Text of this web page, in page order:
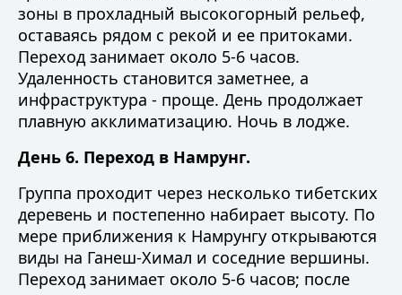
зоны в прохладный высокогорный рельеф,
оставаясь рядом с рекой и ее притоками.
Переход занимает около 5-6 часов.
Удаленность становится заметнее, а
инфраструктура - проще. День продолжает
плавную акклиматизацию. Ночь в лодже.
День 6. Переход в Намрунг.
Группа проходит через несколько тибетских
деревень и постепенно набирает высоту. По
мере приближения к Намрунгу открываются
виды на Ганеш-Химал и соседние вершины.
Переход занимает около 5-6 часов; после